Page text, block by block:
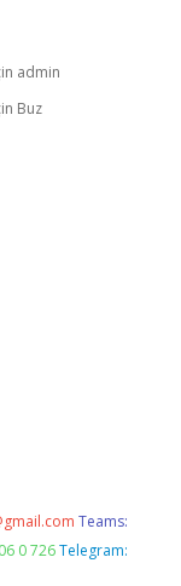
admin
Buz
Teams:
0 726 Telegram: